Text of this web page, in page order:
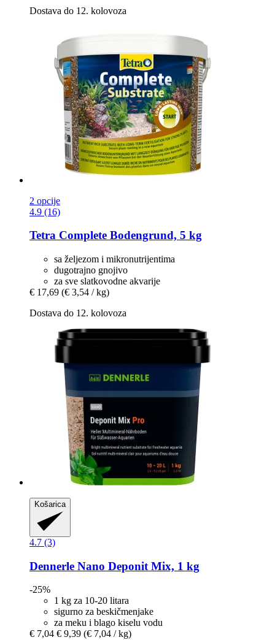
Dostava do 12. kolovoza
2 opcije
4.9 (16)
Tetra Complete Bodengrund, 5 kg
sa željezom i mikronutrijentima
dugotrajno gnojivo
za sve slatkovodne akvarije
€ 17,69 (€ 3,54 / kg)
Dostava do 12. kolovoza
Košarica
4.7 (3)
Dennerle Nano Deponit Mix, 1 kg
-25%
1 kg za 10-20 litara
sigurno za beskičmenjake
za meku i blago kiselu vodu
€ 7,04 € 9,39 (€ 7,04 / kg)